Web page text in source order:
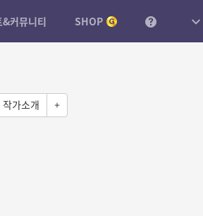
&커뮤니티 SHOP
작가소개 +